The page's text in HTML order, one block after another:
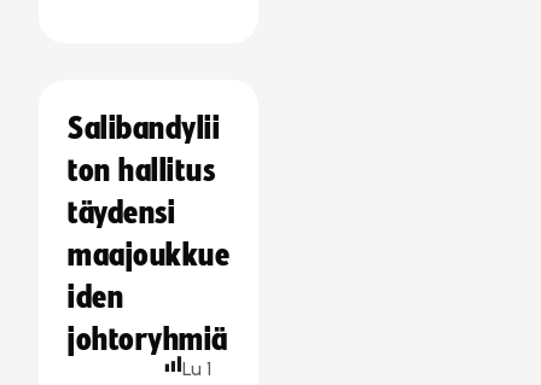
Salibandylii
ton hallitus
täydensi
maajoukkue
iden
johtoryhmiä
Lu 1